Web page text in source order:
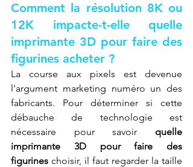
Comment la résolution 8K ou
12K impacte-t-elle quelle
imprimante 3D pour faire des
figurines acheter ?
La course aux pixels est devenue
l'argument marketing numéro un des
fabricants. Pour déterminer si cette
débauche de technologie est
nécessaire pour savoir quelle
imprimante 3D pour faire des
figurines choisir, il faut regarder la taille